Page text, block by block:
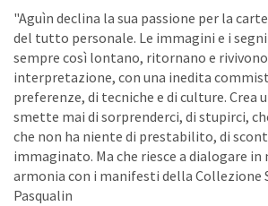
"Aguìn declina la sua passione per la
del tutto personale. Le immagini e i
sempre così lontano, ritornano e rivivono
interpretazione, con una inedita
preferenze, di tecniche e di culture. Crea
smette mai di sorprenderci, di stupirci,
che non ha niente di prestabilito, di
immaginato. Ma che riesce a dialogare in
armonia con i manifesti della Collezione
Pasqualin